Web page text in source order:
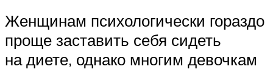
Женщинам психологически гораздо
проще заставить себя сидеть
на диете, однако многим девочкам